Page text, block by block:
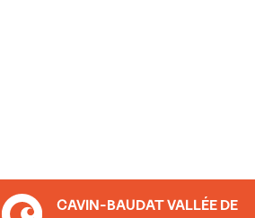
CAVIN-BAUDAT VALLÉE DE